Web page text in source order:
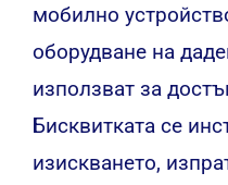
мобилно
оборудване на
използват за
Бисквитката се
изискването,